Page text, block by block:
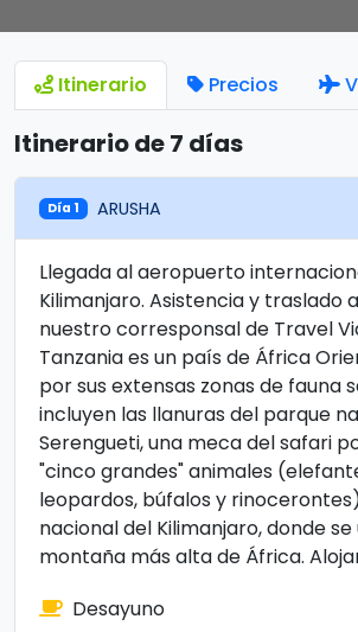
Itinerario Precios
Itinerario de 7 días
Día 1 ARUSHA
Llegada al aeropuerto
Kilimanjaro. Asistencia y traslado
nuestro corresponsal de Travel
Tanzania es un país de África
por sus extensas zonas de fauna
incluyen las llanuras del parque
Serengueti, una meca del safari
"cinco grandes" animales
leopardos, búfalos y
nacional del Kilimanjaro, donde
montaña más alta de África.
Desayuno